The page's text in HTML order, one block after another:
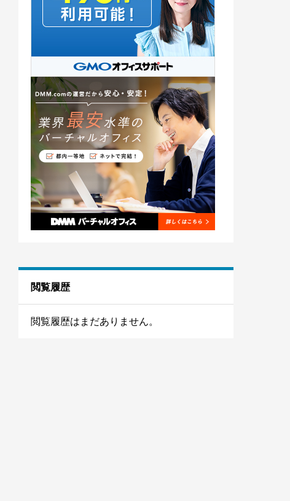
7
埼玉 8
茨城 3
閲覧履歴
閲覧履歴はまだありません。